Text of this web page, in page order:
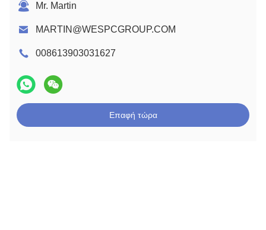
Mr. Martin
MARTIN@WESPCGROUP.COM
008613903031627
Επαφή τώρα